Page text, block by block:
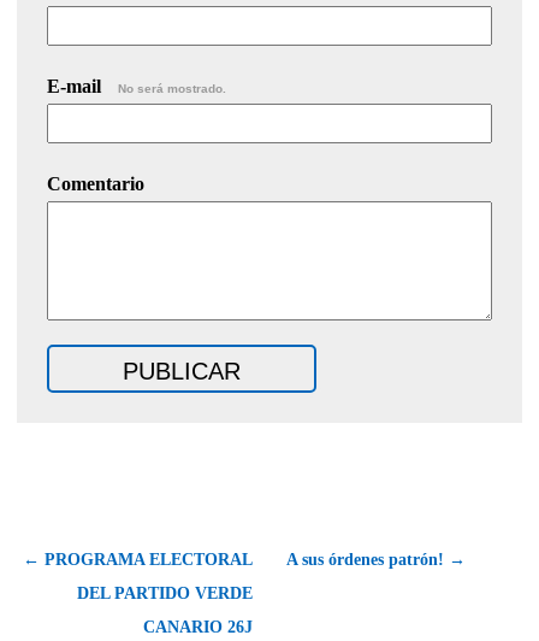
E-mail No será mostrado.
Comentario
← PROGRAMA ELECTORAL
DEL PARTIDO VERDE
CANARIO 26J
A sus órdenes patrón! →